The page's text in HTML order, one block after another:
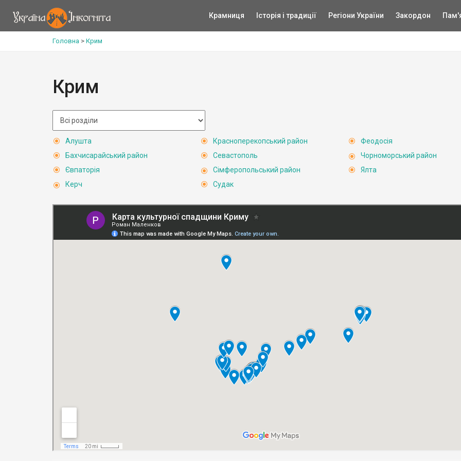
Крамниця Історія і традиції Регіони України Закордон
Головна > Крим
Крим
Алушта
Бахчисарайський район
Євпаторія
Керч
Красноперекопський район
Севастополь
Сімферопольський район
Судак
Феодосія
Чорноморський район
Ялта